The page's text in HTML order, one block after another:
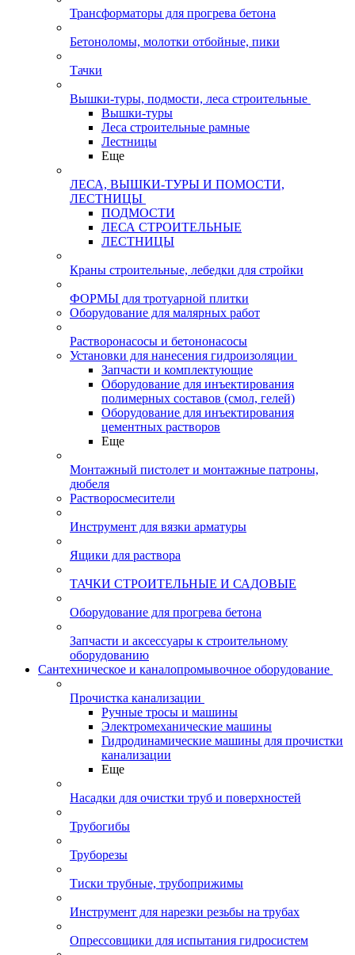
Трансформаторы для прогрева бетона
Бетоноломы, молотки отбойные, пики
Тачки
Вышки-туры, подмости, леса строительные
Вышки-туры
Леса строительные рамные
Лестницы
Еще
ЛЕСА, ВЫШКИ-ТУРЫ И ПОМОСТИ,
ЛЕСТНИЦЫ
ПОДМОСТИ
ЛЕСА СТРОИТЕЛЬНЫЕ
ЛЕСТНИЦЫ
Краны строительные, лебедки для стройки
ФОРМЫ для тротуарной плитки
Оборудование для малярных работ
Растворонасосы и бетононасосы
Установки для нанесения гидроизоляции
Запчасти и комплектующие
Оборудование для инъектирования
полимерных составов (смол, гелей)
Оборудование для инъектирования
цементных растворов
Еще
Монтажный пистолет и монтажные патроны,
дюбеля
Растворосмесители
Инструмент для вязки арматуры
Ящики для раствора
ТАЧКИ СТРОИТЕЛЬНЫЕ И САДОВЫЕ
Оборудование для прогрева бетона
Запчасти и аксессуары к строительному
оборудованию
Сантехническое и каналопромывочное оборудование
Прочистка канализации
Ручные тросы и машины
Электромеханические машины
Гидродинамические машины для прочистки
канализации
Еще
Насадки для очистки труб и поверхностей
Трубогибы
Труборезы
Тиски трубные, трубоприжимы
Инструмент для нарезки резьбы на трубах
Опрессовщики для испытания гидросистем